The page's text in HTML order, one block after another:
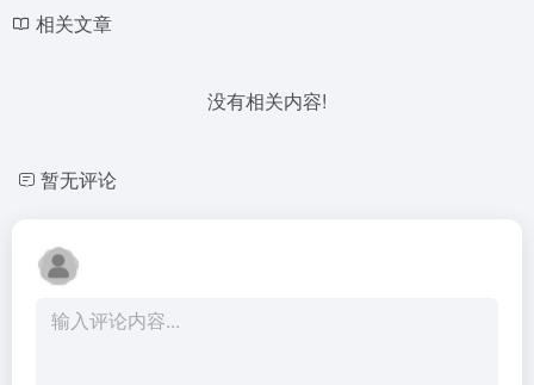
相关文章
没有相关内容!
暂无评论